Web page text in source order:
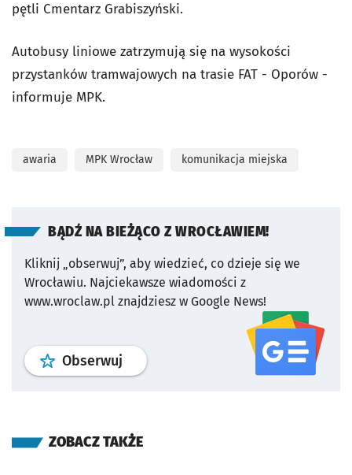
pętli Cmentarz Grabiszyński.
Autobusy liniowe zatrzymują się na wysokości
przystanków tramwajowych na trasie FAT - Oporów -
informuje MPK.
awaria MPK Wrocław komunikacja miejska
BĄDŹ NA BIEŻĄCO Z WROCŁAWIEM!
Kliknij „obserwuj”, aby wiedzieć, co dzieje się we
Wrocławiu. Najciekawsze wiadomości z
www.wroclaw.pl znajdziesz w Google News!
Obserwuj profil serwisu
ZOBACZ TAKŻE